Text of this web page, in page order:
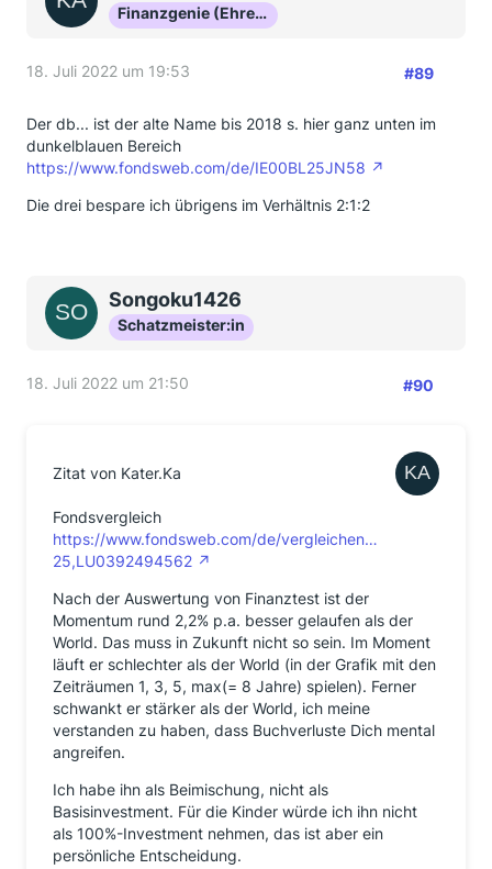
Finanzgenie (Ehrenmitglied)
18. Juli 2022 um 19:53 #89
Der db... ist der alte Name bis 2018 s. hier ganz unten im
dunkelblauen Bereich
https://www.fondsweb.com/de/IE00BL25JN58
Die drei bespare ich übrigens im Verhältnis 2:1:2
Songoku1426
Schatzmeister:in
18. Juli 2022 um 21:50 #90
Zitat von Kater.Ka
Fondsvergleich
https://www.fondsweb.com/de/vergleichen…
25,LU0392494562
Nach der Auswertung von Finanztest ist der
Momentum rund 2,2% p.a. besser gelaufen als der
World. Das muss in Zukunft nicht so sein. Im Moment
läuft er schlechter als der World (in der Grafik mit den
Zeiträumen 1, 3, 5, max(= 8 Jahre) spielen). Ferner
schwankt er stärker als der World, ich meine
verstanden zu haben, dass Buchverluste Dich mental
angreifen.
Ich habe ihn als Beimischung, nicht als
Basisinvestment. Für die Kinder würde ich ihn nicht
als 100%-Investment nehmen, das ist aber ein
persönliche Entscheidung.